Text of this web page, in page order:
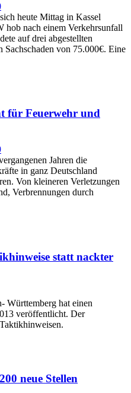
heute Mittag in Kassel
hob nach einem Verkehrsunfall
auf drei abgestellten
Sachschaden von 75.000€. Eine
für Feuerwehr und
Jahren die
in ganz Deutschland
Von kleineren Verletzungen
Verbrennungen durch
statt nackter
Württemberg hat einen
veröffentlicht. Der
neue Stellen